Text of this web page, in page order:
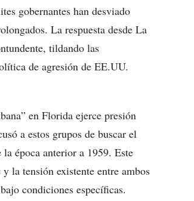
gobernantes han desviado
La respuesta desde La
tildando las
de agresión de EE.UU.
en Florida ejerce presión
a estos grupos de buscar el
época anterior a 1959. Este
la tensión existente entre ambos
condiciones específicas.